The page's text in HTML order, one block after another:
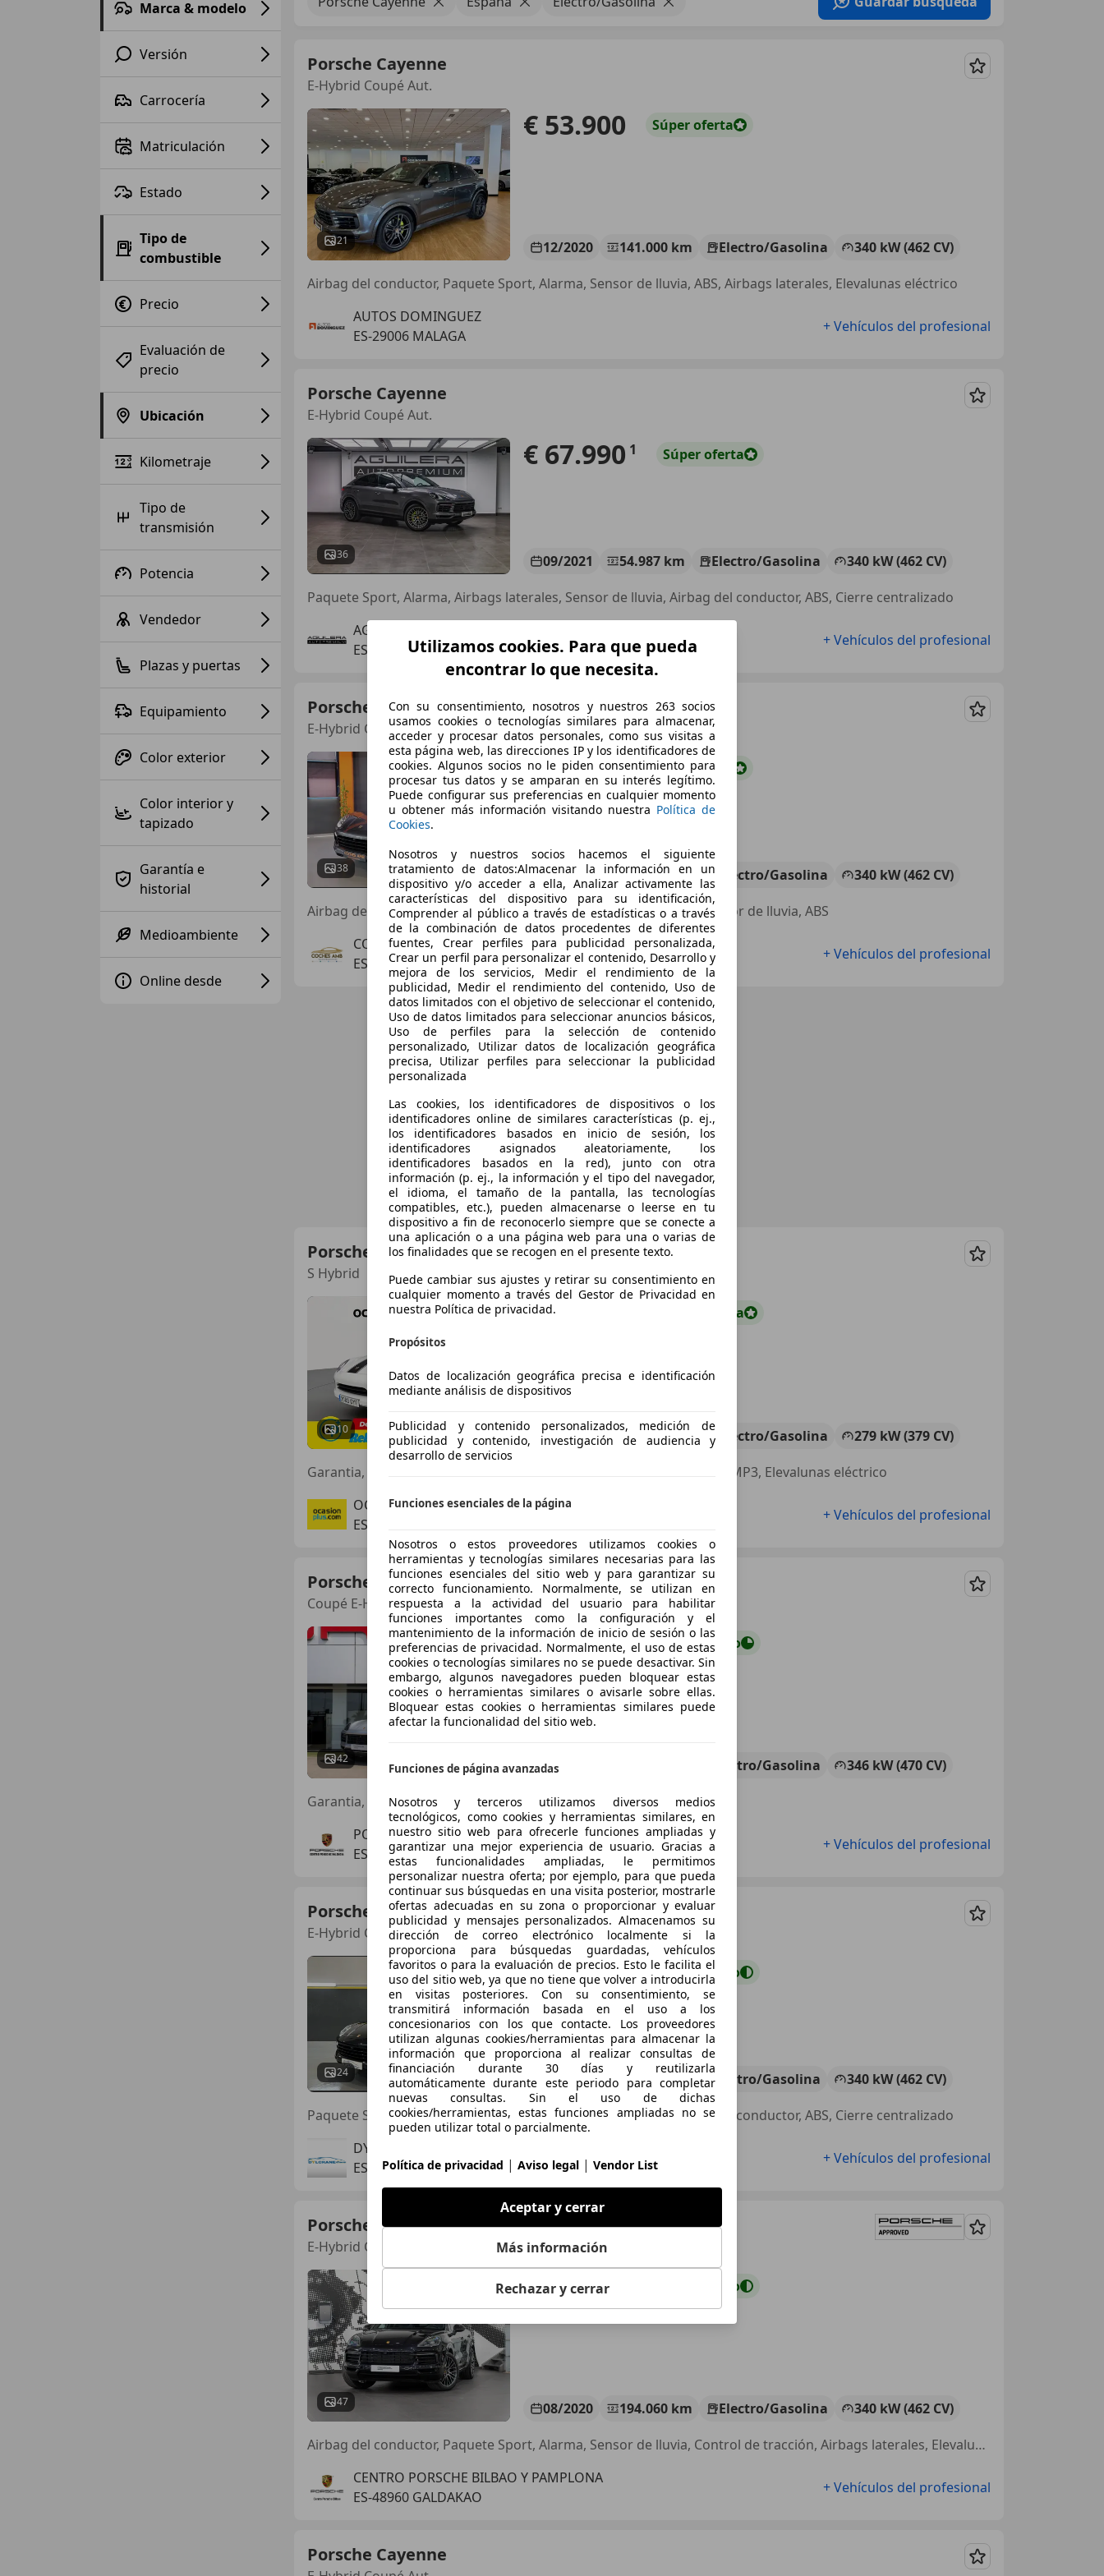
Marca & modelo
Versión
Carrocería
Matriculación
Estado
Tipo de
combustible
Precio
Evaluación de
precio
Ubicación
Kilometraje
Tipo de
transmisión
Potencia
Vendedor
Plazas y puertas
Equipamiento
Color exterior
Color interior y
tapizado
Garantía e
historial
Medioambiente
Online desde
Porsche Cayenne
E-Hybrid Coupé Aut.
Guardar
21
€ 53.900 Súperoferta
12/2020 141.000 km Electro/Gasolina
340 kW (462 CV)
Airbag del conductor, Paquete Sport, Alarma, Sensor de lluvia, ABS, Airbags laterales, Elevalunas eléctrico
AUTOS DOMINGUEZ
ES-29006 MALAGA
+ Vehículos del profesional
Porsche Cayenne
E-Hybrid Coupé Aut.
Guardar
36
€ 67.990 1 Súperoferta
09/2021 54.987 km Electro/Gasolina
340 kW (462 CV)
Paquete Sport, Alarma, Airbags laterales, Sensor de lluvia, Airbag del conductor, ABS, Cierre centralizado
AGUILERA AUTOCENTROS SL
ES-28703 San Sebastian De Los Reyes
+ Vehículos del profesional
Porsche Cayenne
E-Hybrid Coupé Aut.
Guardar
38
€ 59.950 Súper oferta
01/2020 120.000 km Electro/Gasolina
340 kW (462 CV)
Airbag del conductor, Paquete Sport, Alarma, Airbags laterales, Sensor de lluvia, ABS
COCHES AMB
ES-2500 ARGANDA DEL REY
+ Vehículos del profesional
Porsche Cayenne
S Hybrid
Guardar
10
€ 23.200 oferta
08/2010 149.242 km Electro/Gasolina
279 kW (379 CV)
Garantia, Airbags laterales, Start/Stop automático, Faros antiniebla, MP3, Elevalunas eléctrico
OCASIONPLUS MATARÓ
ES-08302 Mataró
+ Vehículos del profesional
Porsche Cayenne
Coupé E-Hybrid Aut.
Guardar
42
€ 87.900 1 Buenprecio
09/2023 Electro/Gasolina
346 kW (470 CV)
Garantia, 4WD
PORSATECNIC
ES-46930 Quart de Poblet
+ Vehículos del profesional
Porsche Cayenne
E-Hybrid Coupé Aut.
Guardar
24
€ 78.900 1 Precio justo
08/2022 60.000 km Electro/Gasolina
340 kW (462 CV)
Paquete Sport, Alarma, Airbags laterales, Sensor de lluvia, Airbag del conductor, ABS, Cierre centralizado
DYLCRANE CARS
ES-28300 Aranjuez
+ Vehículos del profesional
Porsche Cayenne
E-Hybrid Coupé Aut.
Guardar
47
€ 57.990 justo
08/2020 194.060 km Electro/Gasolina
340 kW (462 CV)
Airbag del conductor, Paquete Sport, Alarma, Sensor de lluvia, Control de tracción, Airbags laterales, Elevalunas eléctrico, ABS
CENTRO PORSCHE BILBAO Y PAMPLONA
ES-48960 GALDAKAO
+ Vehículos del profesional
Porsche Cayenne
Guardar
Utilizamos cookies. Para que pueda
encontrar lo que necesita.
Con su consentimiento, nosotros y nuestros 263 socios
usamos cookies o tecnologías similares para almacenar,
acceder y procesar datos personales, como sus visitas a
esta página web, las direcciones IP y los identificadores de
cookies. Algunos socios no le piden consentimiento para
procesar tus datos y se amparan en su interés legítimo.
Puede configurar sus preferencias en cualquier momento
u obtener más información visitando nuestra Política de
Cookies.
Nosotros y nuestros socios hacemos el siguiente
tratamiento de datos:Almacenar la información en un
dispositivo y/o acceder a ella, Analizar activamente las
características del dispositivo para su identificación,
Comprender al público a través de estadísticas o a través
de la combinación de datos procedentes de diferentes
fuentes, Crear perfiles para publicidad personalizada,
Crear un perfil para personalizar el contenido, Desarrollo y
mejora de los servicios, Medir el rendimiento de la
publicidad, Medir el rendimiento del contenido, Uso de
datos limitados con el objetivo de seleccionar el contenido,
Uso de datos limitados para seleccionar anuncios básicos,
Uso de perfiles para la selección de contenido
personalizado, Utilizar datos de localización geográfica
precisa, Utilizar perfiles para seleccionar la publicidad
personalizada
Las cookies, los identificadores de dispositivos o los
identificadores online de similares características (p. ej.,
los identificadores basados en inicio de sesión, los
identificadores asignados aleatoriamente, los
identificadores basados en la red), junto con otra
información (p. ej., la información y el tipo del navegador,
el idioma, el tamaño de la pantalla, las tecnologías
compatibles, etc.), pueden almacenarse o leerse en tu
dispositivo a fin de reconocerlo siempre que se conecte a
una aplicación o a una página web para una o varias de
los finalidades que se recogen en el presente texto.
Puede cambiar sus ajustes y retirar su consentimiento en
cualquier momento a través del Gestor de Privacidad en
nuestra Política de privacidad.
Propósitos
Datos de localización geográfica precisa e identificación
mediante análisis de dispositivos
Publicidad y contenido personalizados, medición de
publicidad y contenido, investigación de audiencia y
desarrollo de servicios
Funciones esenciales de la página
Nosotros o estos proveedores utilizamos cookies o
herramientas y tecnologías similares necesarias para las
funciones esenciales del sitio web y para garantizar su
correcto funcionamiento. Normalmente, se utilizan en
respuesta a la actividad del usuario para habilitar
funciones importantes como la configuración y el
mantenimiento de la información de inicio de sesión o las
preferencias de privacidad. Normalmente, el uso de estas
cookies o tecnologías similares no se puede desactivar. Sin
embargo, algunos navegadores pueden bloquear estas
cookies o herramientas similares o avisarle sobre ellas.
Bloquear estas cookies o herramientas similares puede
afectar la funcionalidad del sitio web.
Funciones de página avanzadas
Nosotros y terceros utilizamos diversos medios
tecnológicos, como cookies y herramientas similares, en
nuestro sitio web para ofrecerle funciones ampliadas y
garantizar una mejor experiencia de usuario. Gracias a
estas funcionalidades ampliadas, le permitimos
personalizar nuestra oferta; por ejemplo, para que pueda
continuar sus búsquedas en una visita posterior, mostrarle
ofertas adecuadas en su zona o proporcionar y evaluar
publicidad y mensajes personalizados. Almacenamos su
dirección de correo electrónico localmente si la
proporciona para búsquedas guardadas, vehículos
favoritos o para la evaluación de precios. Esto le facilita el
uso del sitio web, ya que no tiene que volver a introducirla
en visitas posteriores. Con su consentimiento, se
transmitirá información basada en el uso a los
concesionarios con los que contacte. Los proveedores
utilizan algunas cookies/herramientas para almacenar la
información que proporciona al realizar consultas de
financiación durante 30 días y reutilizarla
automáticamente durante este periodo para completar
nuevas consultas. Sin el uso de dichas
cookies/herramientas, estas funciones ampliadas no se
pueden utilizar total o parcialmente.
Política de privacidad | Aviso legal | Vendor List
Aceptar y cerrar
Más información
Rechazar y cerrar